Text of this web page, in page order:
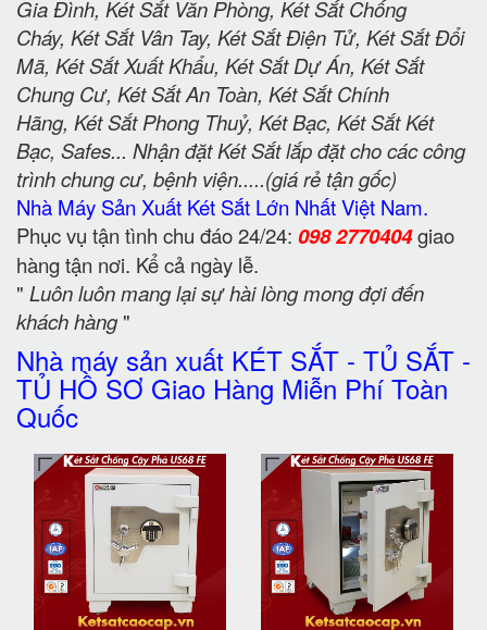
Gia Đình, Két Sắt Văn Phòng, Két Sắt Chống
Cháy, Két Sắt Vân Tay, Két Sắt Điện Tử, Két Sắt Đổi
Mã, Két Sắt Xuất Khẩu, Két Sắt Dự Án, Két Sắt
Chung Cư, Két Sắt An Toàn, Két Sắt Chính
Hãng, Két Sắt Phong Thuỷ, Két Bạc, Két Sắt Két
Bạc, Safes... Nhận đặt Két Sắt lắp đặt cho các công
trình chung cư, bệnh viện.....(giá rẻ tận gốc)
Nhà Máy Sản Xuất Két Sắt Lớn Nhất Việt Nam.
Phục vụ tận tình chu đáo 24/24: 098 2770404giao
hàng tận nơi. Kể cả ngày lễ.
" Luôn luôn mang lại sự hài lòng mong đợi đến
khách hàng"
Nhà máy sản xuất KÉT SẮT - TỦ SẮT -
TỦ HỒ SƠ Giao Hàng Miễn Phí Toàn
Quốc